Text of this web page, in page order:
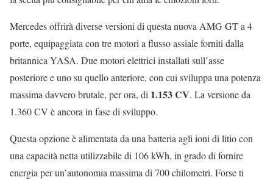
Mercedes offrirà diverse versioni di questa nuova AMG GT a 4
porte, equipaggiata con tre motori a flusso assiale forniti dalla
britannica YASA. Due motori elettrici installati sull’asse
posteriore e uno su quello anteriore, con cui sviluppa una potenza
massima davvero brutale, per ora, di 1.153 CV. La versione da
1.360 CV è ancora in fase di sviluppo.
Questa opzione è alimentata da una batteria agli ioni di litio con
una capacità netta utilizzabile di 106 kWh, in grado di fornire
energia per un’autonomia massima di 700 chilometri. Forse ti